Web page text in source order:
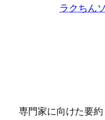
ラクちん
専門家に向けた要約